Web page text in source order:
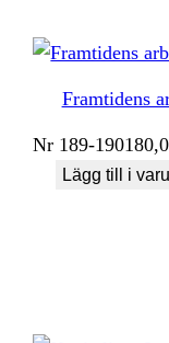
Framtidens
Nr 189-190
Lägg till i